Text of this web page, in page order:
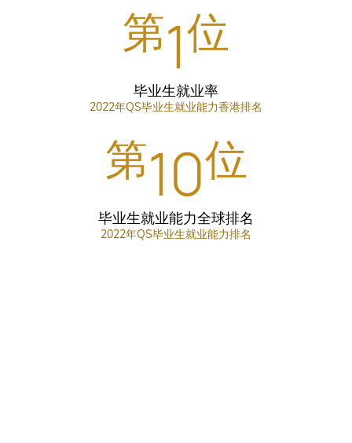
第1位
毕业生就业率
2022年QS毕业生就业能力香港排名
第10位
毕业生就业能力全球排名
2022年QS毕业生就业能力排名